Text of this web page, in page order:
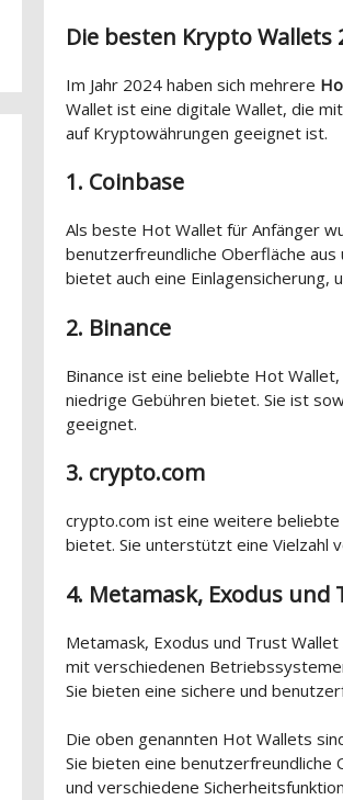
Die besten Krypto Wallets
Im Jahr 2024 haben sich mehrere
Wallet ist eine digitale Wallet, die
auf Kryptowährungen geeignet ist.
1. Coinbase
Als beste Hot Wallet für Anfänger
benutzerfreundliche Oberfläche
bietet auch eine Einlagensicherung,
2. Binance
Binance ist eine beliebte Hot
niedrige Gebühren bietet. Sie ist
geeignet.
3. crypto.com
crypto.com ist eine weitere beliebte
bietet. Sie unterstützt eine Vielzahl
4. Metamask, Exodus und
Metamask, Exodus und Trust
mit verschiedenen
Sie bieten eine sichere und
Die oben genannten Hot Wallets
Sie bieten eine
und verschiedene